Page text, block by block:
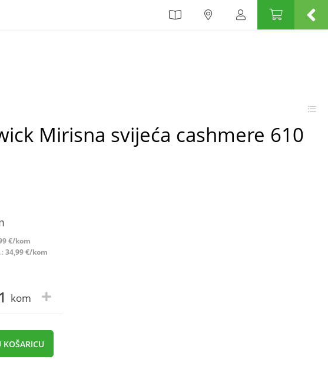
Mirisna svijeća cashmere 610
€/kom
34,99 €/kom
kom
KOŠARICU